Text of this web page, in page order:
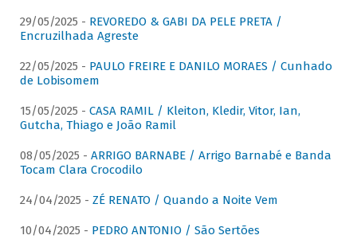
29/05/2025 - REVOREDO & GABI DA PELE PRETA /
Encruzilhada Agreste
22/05/2025 - PAULO FREIRE E DANILO MORAES / Cunhado
de Lobisomem
15/05/2025 - CASA RAMIL / Kleiton, Kledir, Vitor, Ian,
Gutcha, Thiago e João Ramil
08/05/2025 - ARRIGO BARNABE / Arrigo Barnabé e Banda
Tocam Clara Crocodilo
24/04/2025 - ZÉ RENATO / Quando a Noite Vem
10/04/2025 - PEDRO ANTONIO / São Sertões